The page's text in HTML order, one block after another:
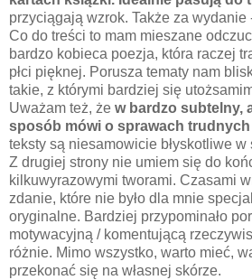
przyciągają wzrok. Także za wydanie
Co do treści to mam mieszane
bardzo kobieca poezja, która raczej
płci pięknej. Porusza tematy nam
takie, z którymi bardziej się
Uważam też, że w bardzo subtelny,
sposób mówi o sprawach
teksty są niesamowicie błyskotliwe
Z drugiej strony nie umiem się do
kilkuwyrazowymi tworami. Czasami
zdanie, które nie było dla mnie
oryginalne. Bardziej przypominało
motywacyjną / komentującą
różnie. Mimo wszystko, warto mieć,
przekonać się na własnej skórze.